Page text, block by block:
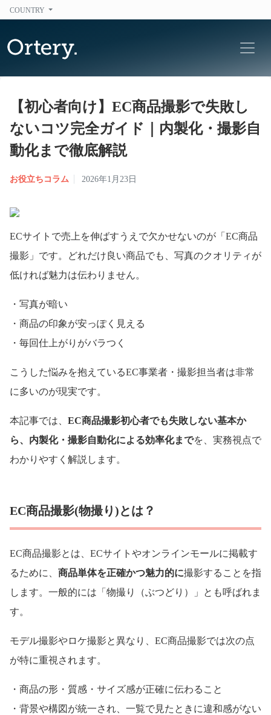
COUNTRY
【初心者向け】EC商品撮影で失敗し
ないコツ完全ガイド｜内製化・撮影自
動化まで徹底解説
お役立ちコラム 2026年1月23日
ECサイトで売上を伸ばすうえで欠かせないのが「EC商品
撮影」です。どれだけ良い商品でも、写真のクオリティが
低ければ魅力は伝わりません。
・写真が暗い
・商品の印象が安っぽく見える
・毎回仕上がりがバラつく
こうした悩みを抱えているEC事業者・撮影担当者は非常
に多いのが現実です。
本記事では、 EC商品撮影初心者でも失敗しない基本か
ら、内製化・撮影自動化による効率化までを、実務視点で
わかりやすく解説します。
EC商品撮影(物撮り)とは？
EC商品撮影とは、ECサイトやオンラインモールに掲載す
るために、 商品単体を正確かつ魅力的に撮影することを指
します。一般的には「物撮り（ぶつどり）」とも呼ばれま
す。
モデル撮影やロケ撮影と異なり、EC商品撮影では次の点
が特に重視されます。
・商品の形・質感・サイズ感が正確に伝わること
・背景や構図が統一され、一覧で見たときに違和感がない